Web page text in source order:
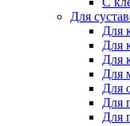
Для
Для
Для
Для
Для
Для
Для
Для